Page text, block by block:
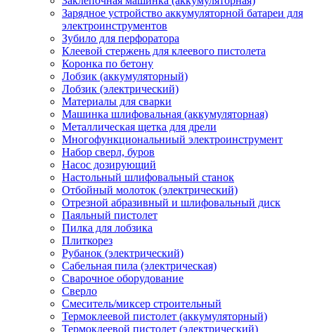
Зарядное устройство аккумуляторной батареи для
электроинструментов
Зубило для перфоратора
Клеевой стержень для клеевого пистолета
Коронка по бетону
Лобзик (аккумуляторный)
Лобзик (электрический)
Материалы для сварки
Машинка шлифовальная (аккумуляторная)
Металлическая щетка для дрели
Многофункциональниый электроинструмент
Набор сверл, буров
Насос дозирующий
Настольный шлифовальный станок
Отбойный молоток (электрический)
Отрезной абразивный и шлифовальный диск
Паяльный пистолет
Пилка для лобзика
Плиткорез
Рубанок (электрический)
Сабельная пила (электрическая)
Сварочное оборудование
Сверло
Смеситель/миксер строительный
Термоклеевой пистолет (аккумуляторный)
Термоклеевой пистолет (электрический)